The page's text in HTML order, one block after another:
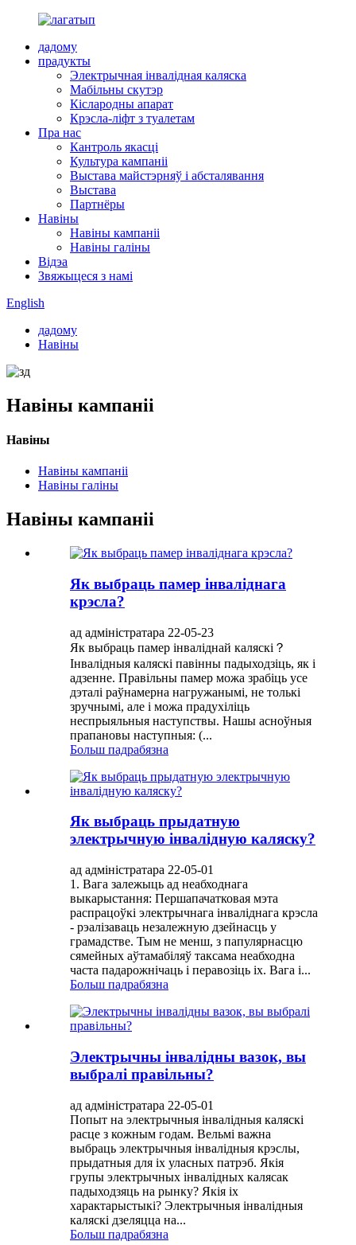
дадому
прадукты
Электрычная інвалідная каляска
Мабільны скутэр
Кіслародны апарат
Крэсла-ліфт з туалетам
Пра нас
Кантроль якасці
Культура кампаніі
Выстава майстэрняў і абсталявання
Выстава
Партнёры
Навіны
Навіны кампаніі
Навіны галіны
Відэа
Звяжыцеся з намі
English
дадому
Навіны
Навіны кампаніі
Навіны
Навіны кампаніі
Навіны галіны
Навіны кампаніі
Як выбраць памер інваліднага
крэсла?
ад адміністратара 22-05-23
Як выбраць памер інваліднай каляскі？
Інвалідныя каляскі павінны падыходзіць, як і
адзенне. Правільны памер можа зрабіць усе
дэталі раўнамерна нагружанымі, не толькі
зручнымі, але і можа прадухіліць
неспрыяльныя наступствы. Нашы асноўныя
прапановы наступныя: (...
Больш падрабязна
Як выбраць прыдатную
электрычную інвалідную каляску?
ад адміністратара 22-05-01
1. Вага залежыць ад неабходнага
выкарыстання: Першапачатковая мэта
распрацоўкі электрычнага інваліднага крэсла
- рэалізаваць незалежную дзейнасць у
грамадстве. Тым не менш, з папулярнасцю
сямейных аўтамабіляў таксама неабходна
часта падарожнічаць і перавозіць іх. Вага і...
Больш падрабязна
Электрычны інвалідны вазок, вы
выбралі правільны?
ад адміністратара 22-05-01
Попыт на электрычныя інвалідныя каляскі
расце з кожным годам. Вельмі важна
выбраць электрычныя інвалідныя крэслы,
прыдатныя для іх уласных патрэб. Якія
групы электрычных інвалідных калясак
падыходзяць на рынку? Якія іх
характарыстыкі? Электрычныя інвалідныя
каляскі дзеляцца на...
Больш падрабязна